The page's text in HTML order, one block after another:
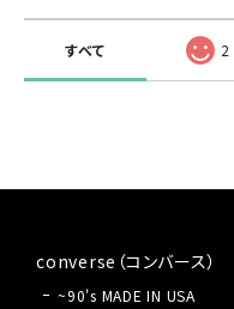
converse（コンバース）
~90's MADE IN USA
すべて 2